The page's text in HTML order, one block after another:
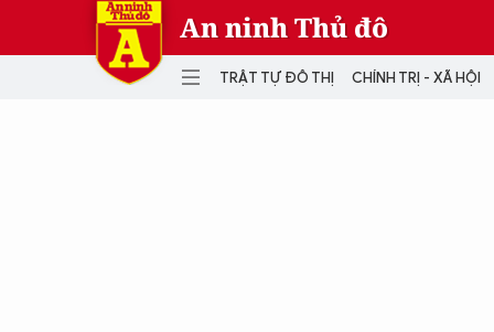
An ninh Thủ đô
TRẬT TỰ ĐÔ THỊ CHÍNH TRỊ - XÃ HỘI